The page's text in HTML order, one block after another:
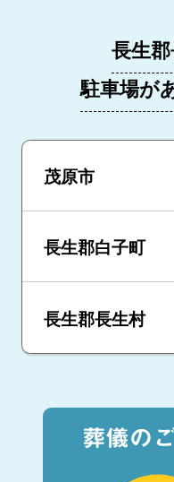
長生
駐車場が
茂原市
長生郡白子町
長生郡長生村